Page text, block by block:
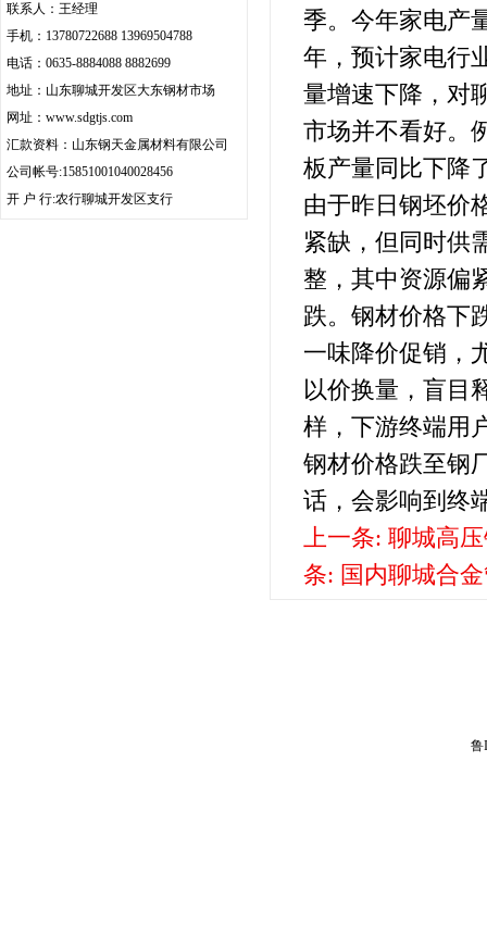
联系人：王经理
手机：13780722688 13969504788
电话：0635-8884088 8882699
地址：山东聊城开发区大东钢材市场
网址： www.sdgtjs.com
汇款资料：山东钢天金属材料有限公司
公司帐号:15851001040028456
开 户 行:农行聊城开发区支行
季。今年家电产
年，预计家电行
量增速下降，对
市场并不看好。
板产量同比下降
由于昨日钢坯价
紧缺，但同时供
整，其中资源偏
跌。钢材价格下
一味降价促销，
以价换量，盲目
样，下游终端用
钢材价格跌至钢
话，会影响到终
上一条: 聊城高
条: 国内聊城合
鲁